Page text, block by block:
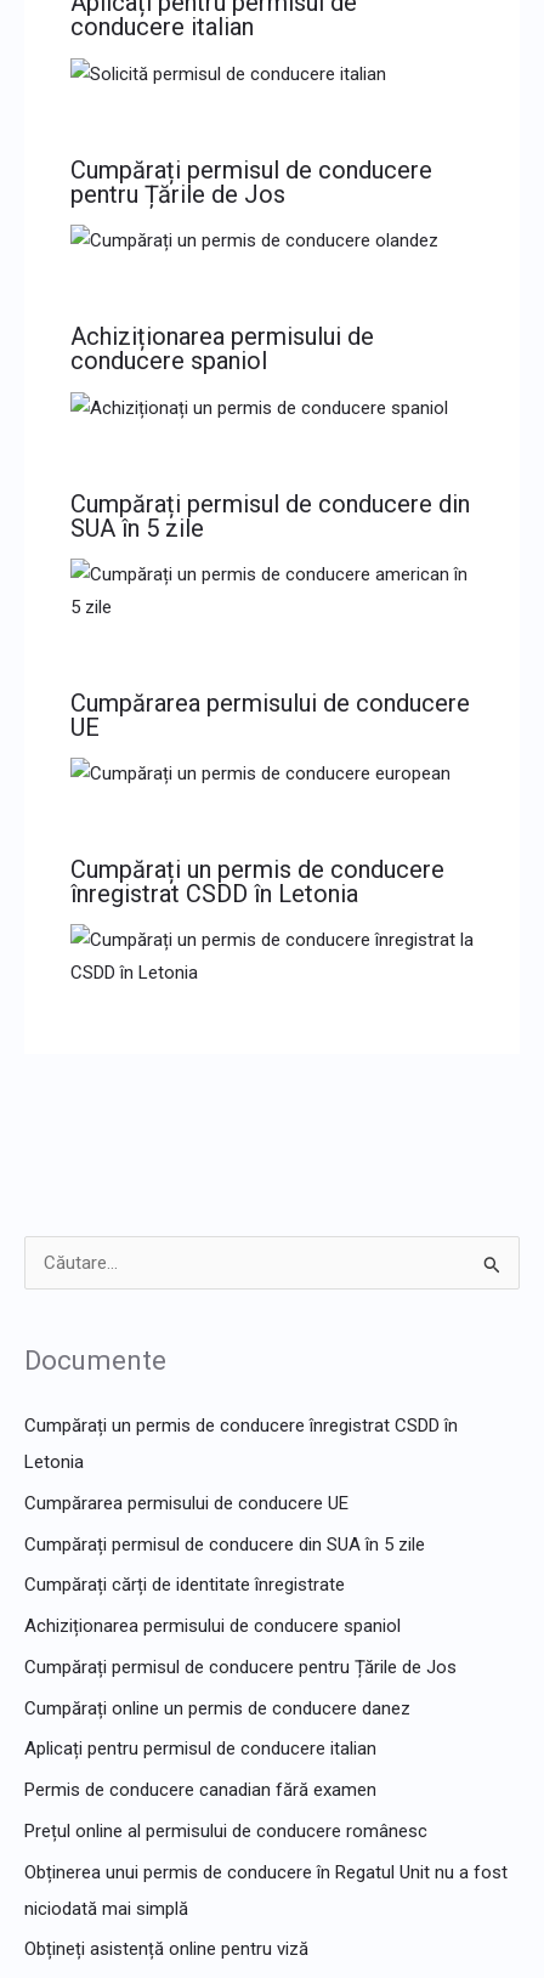
a
r
n
t
r
u
Documente
Cumpărați un permis de conducere înregistrat CSDD în
Letonia
Cumpărarea permisului de conducere UE
Cumpărați permisul de conducere din SUA în 5 zile
Cumpărați cărți de identitate înregistrate
Achiziționarea permisului de conducere spaniol
Cumpărați permisul de conducere pentru Țările de Jos
Cumpărați online un permis de conducere danez
Aplicați pentru permisul de conducere italian
Permis de conducere canadian fără examen
Prețul online al permisului de conducere românesc
Obținerea unui permis de conducere în Regatul Unit nu a fost
niciodată mai simplă
Obțineți asistență online pentru viză
conducere italian
Cumpărați permisul de conducere
pentru Țările de Jos
Achiziționarea permisului de
conducere spaniol
Cumpărați permisul de conducere din
SUA în 5 zile
Cumpărarea permisului de conducere
UE
Cumpărați un permis de conducere
înregistrat CSDD în Letonia